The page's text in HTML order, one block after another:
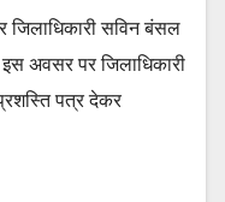
जिलाधिकारी सविन बंसल
अवसर पर जिलाधिकारी
पत्र देकर